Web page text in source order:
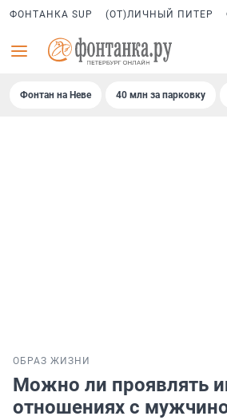
ФОНТАНКА SUP (ОТ)ЛИЧНЫЙ ПИТЕР
Фонтан на Неве 40 млн за парковку
ОБРАЗ ЖИЗНИ
Можно ли проявлять
отношениях с